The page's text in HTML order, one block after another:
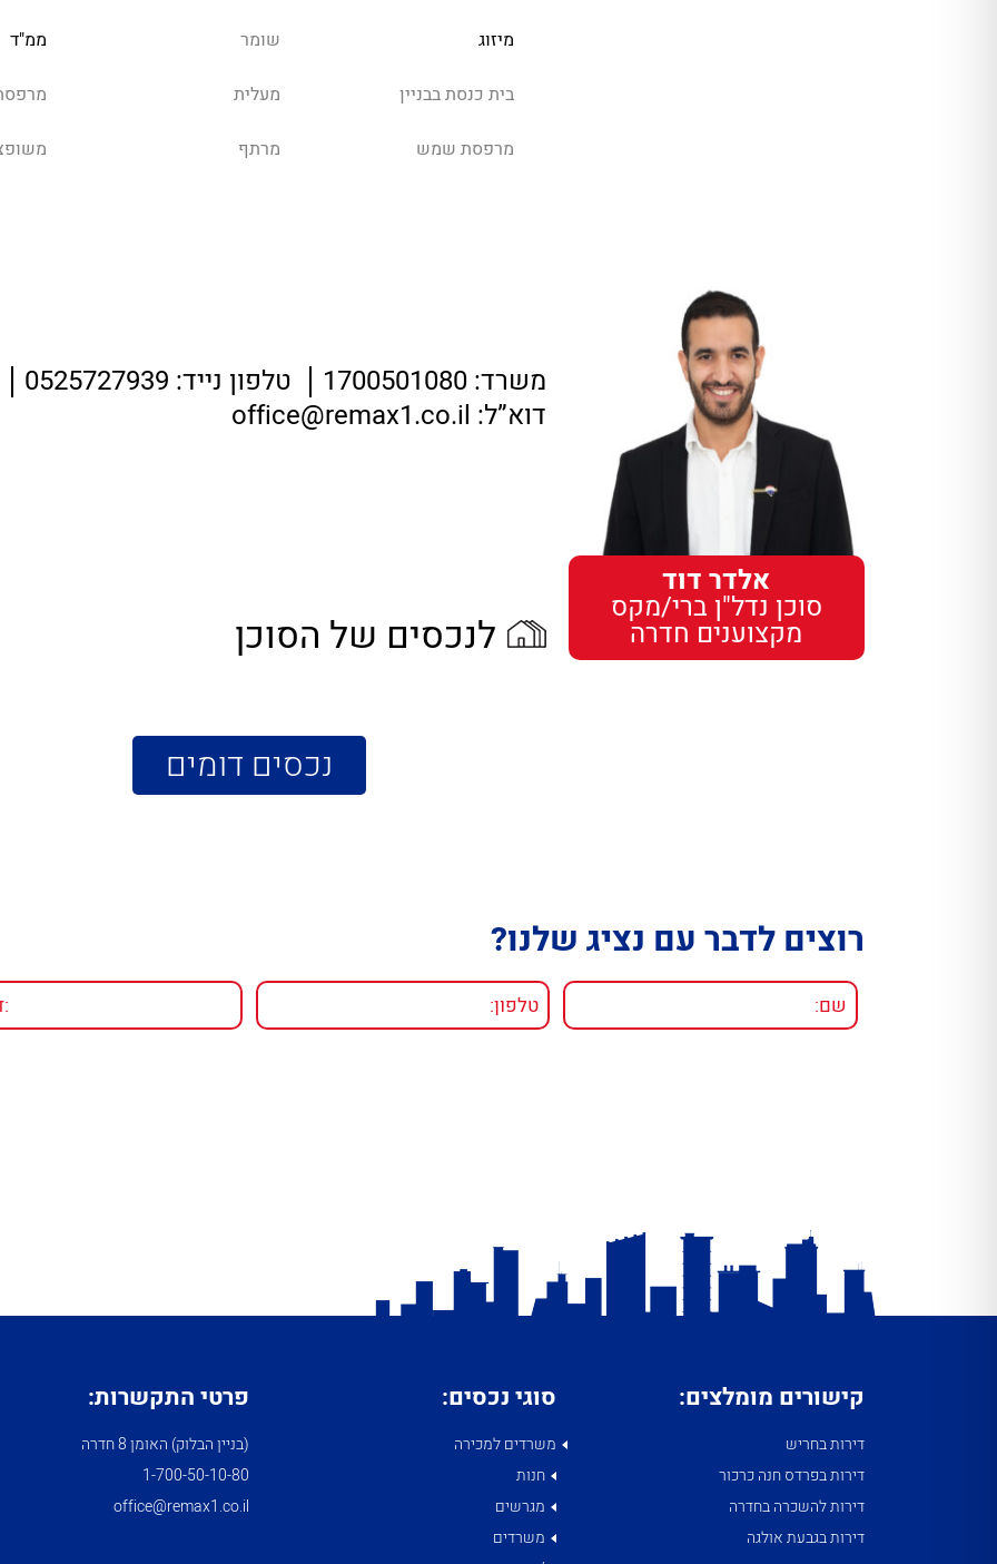
מיזוג שומר ממ"ד
בית כנסת בבניין מעלית
מרפסת שמש מרתף
אלדר דוד
סוכן נדל"ן ברי/מקס
מקצוענים חדרה
משרד: 1700501080 טלפון נייד: 0525727939
דוא”ל: office@remax1.co.il
לנכסים של הסוכן
נכסים דומים
רוצים לדבר עם נציג שלנו?
קישורים מומלצים:
דירות בחריש
דירות בפרדס חנה כרכור
דירות להשכרה בחדרה
דירות בגבעת אולגה
סוגי נכסים:
משרדים למכירה
חנות
מגרשים
משרדים
פרטי התקשרות:
(בניין הבלוק) האומן 8 חדרה
1­-700­-50-­10-­80
office@remax1.co.il